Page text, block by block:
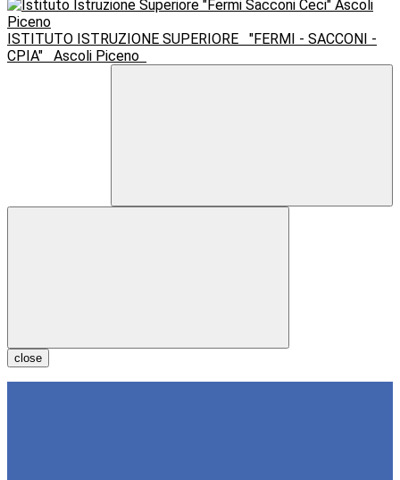
ISTITUTO ISTRUZIONE SUPERIORE
"FERMI - SACCONI -
CPIA"
Ascoli Piceno
close